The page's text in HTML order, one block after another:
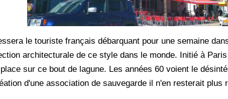
le touriste français débarquant pour une semaine
architecturale de ce style dans le monde. Initié à
sur ce bout de lagune. Les années 60 voient le
d'une association de sauvegarde il n'en resterait plus